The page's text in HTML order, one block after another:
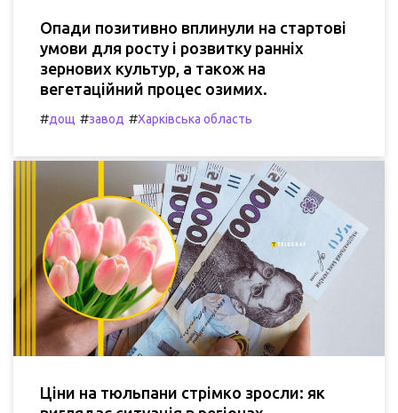
Опади позитивно вплинули на стартові
умови для росту і розвитку ранніх
зернових культур, а також на
вегетаційний процес озимих.
#дощ #завод #Харківська область
Ціни на тюльпани стрімко зросли: як